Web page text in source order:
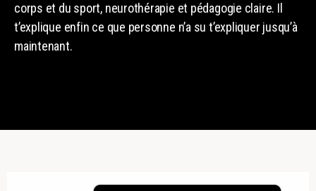
corps et du sport, neurothérapie et pédagogie claire. Il
t’explique enfin ce que personne n’a su t’expliquer jusqu’à
maintenant.